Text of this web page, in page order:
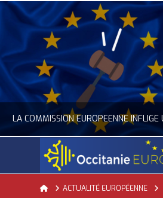
HomeACTUALITÉ EUROPÉENNE